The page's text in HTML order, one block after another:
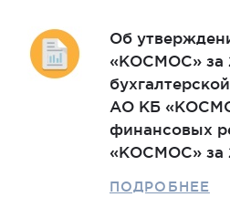
Об
«КОСМОС» за
АО КБ
финансовых
«КОСМОС» за
ПОДРОБНЕЕ